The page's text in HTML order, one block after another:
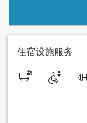
住宿设施服务